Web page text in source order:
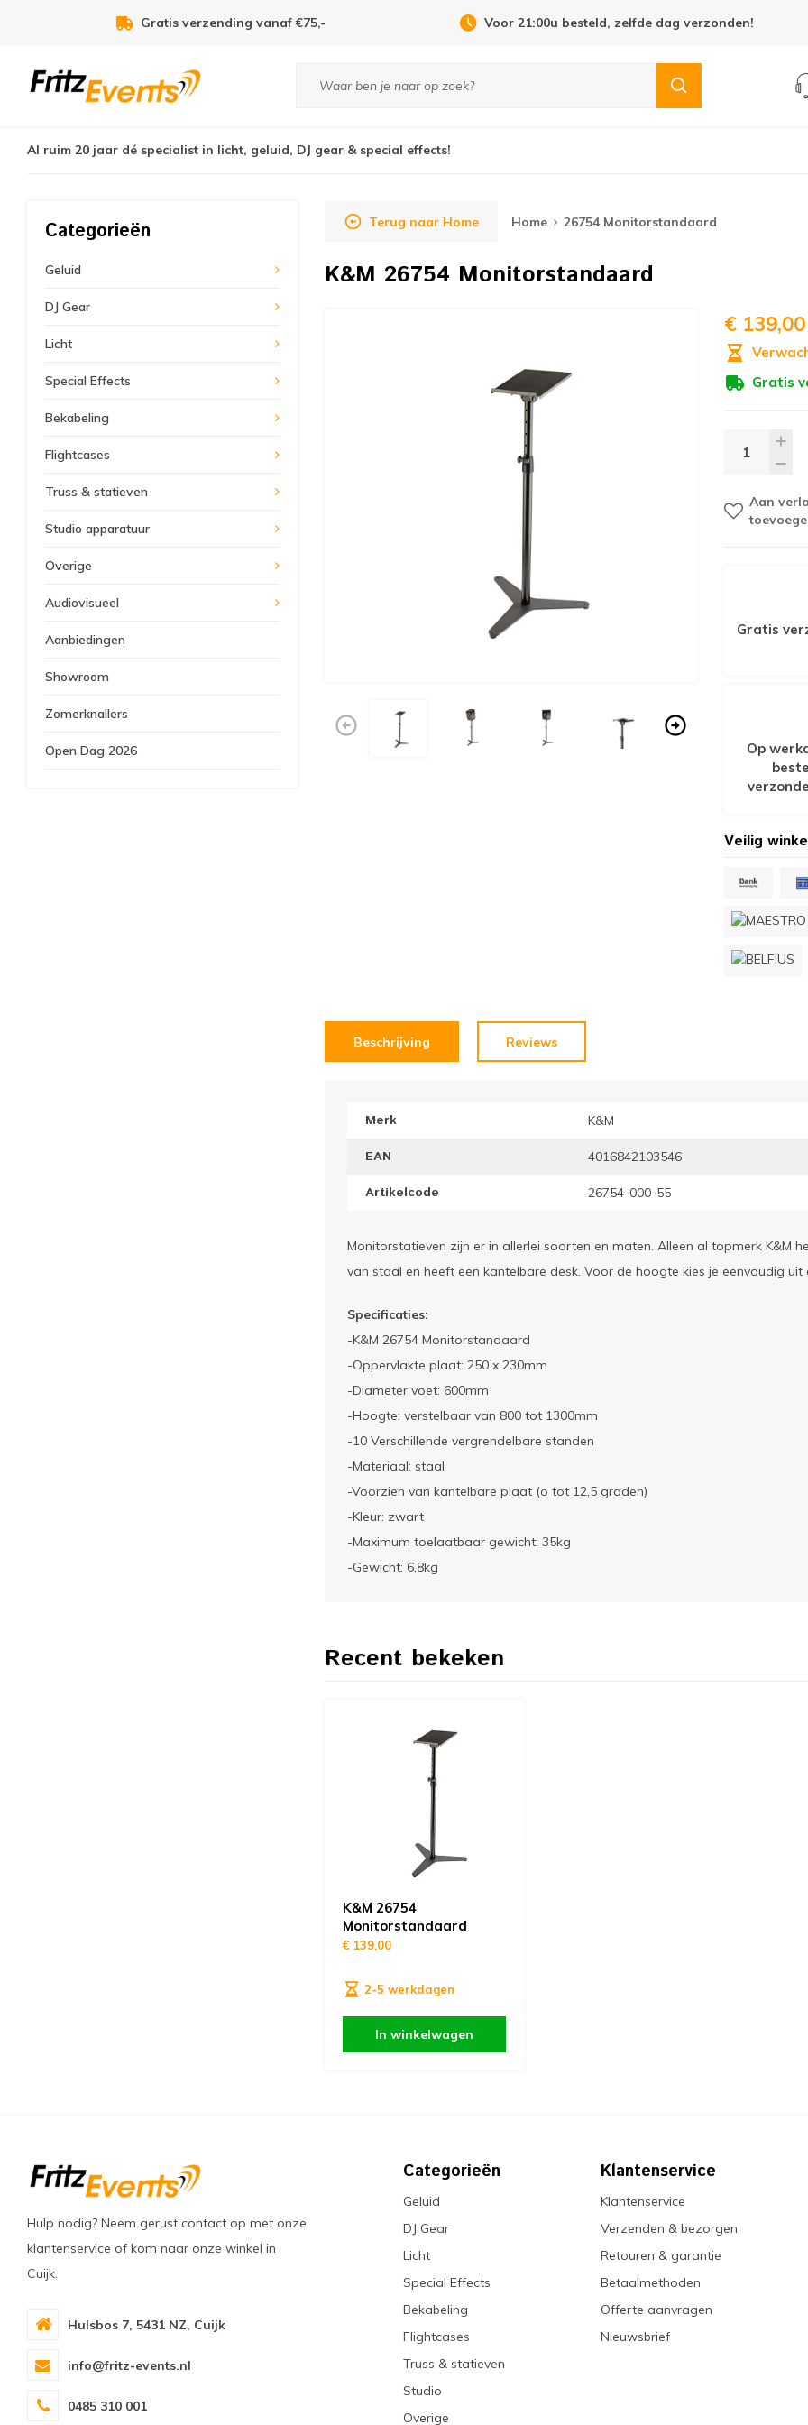
Gratis verzending vanaf €75,- Voor 21:00u besteld, zelfde dag verzonden!
Al ruim 20 jaar dé specialist in licht, geluid, DJ gear & special effects!
Categorieën
Geluid
DJ Gear
Licht
Special Effects
Bekabeling
Flightcases
Truss & statieven
Studio apparatuur
Overige
Audiovisueel
Aanbiedingen
Showroom
Zomerknallers
Open Dag 2026
Terug naar Home Home 26754 Monitorstandaard
K&M 26754 Monitorstandaard
€ 139,00
Gratis
Aan
Gratis
Op
Veilig
Beschrijving Reviews
Merk K&M
EAN 4016842103546
Artikelcode 26754-000-55
Monitorstatieven zijn er in allerlei soorten en maten. Alleen al topmerk K&M
van staal en heeft een kantelbare desk. Voor de hoogte kies je eenvoudig
Specificaties:
-K&M 26754 Monitorstandaard
-Oppervlakte plaat: 250 x 230mm
-Diameter voet: 600mm
-Hoogte: verstelbaar van 800 tot 1300mm
-10 Verschillende vergrendelbare standen
-Materiaal: staal
-Voorzien van kantelbare plaat (o tot 12,5 graden)
-Kleur: zwart
-Maximum toelaatbaar gewicht: 35kg
-Gewicht: 6,8kg
Recent bekeken
K&M 26754
Monitorstandaard
€ 139,00
2-5 werkdagen
In winkelwagen
Hulp nodig? Neem gerust contact op met onze
klantenservice of kom naar onze winkel in
Cuijk.
Hulsbos 7, 5431 NZ, Cuijk
info@fritz-events.nl
0485 310 001
Categorieën
Geluid
DJ Gear
Licht
Special Effects
Bekabeling
Flightcases
Truss & statieven
Studio
Overige
Klantenservice
Klantenservice
Verzenden & bezorgen
Retouren & garantie
Betaalmethoden
Offerte aanvragen
Nieuwsbrief